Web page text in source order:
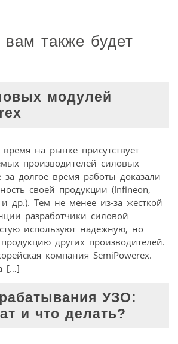
также будет
модулей
на рынке присутствует
производителей силовых
долгое время работы доказали
своей продукции (Infineon,
др.). Тем не менее из-за жесткой
разработчики силовой
используют надежную, но
других производителей.
компания SemiPowerex.
[…]
УЗО:
и что делать?